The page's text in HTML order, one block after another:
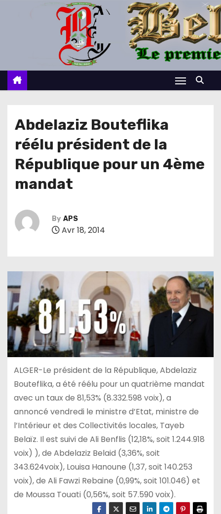
c
Abdelaziz Bouteflika
réélu président de la
République pour un 4ème
mandat
By APS
Avr 18, 2014
ALGER-Le président de la République, Abdelaziz
Bouteflika, a été réélu pour un quatrième mandat
avec un taux de 81,53% (8.332.598 voix), a
annoncé vendredi le ministre d’Etat, ministre de
l’Intérieur et des Collectivités locales, Tayeb
Belaïz. Il est suivi de Ali Benflis (12,18%, soit 1.244.918
voix) ), de Abdelaziz Belaid (3,36%, soit
343.624voix), Louisa Hanoune (1,37, soit 140.253
voix), de Ali Fawzi Rebaine (0,99%, soit 101.046) et
de Moussa Touati (0,56%, soit 57.590 voix).